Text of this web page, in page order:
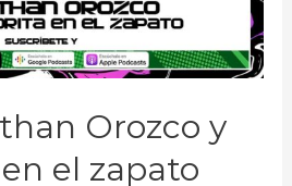
Orozco y
el zapato